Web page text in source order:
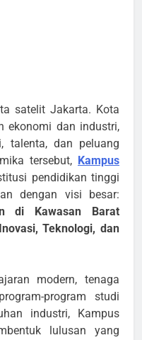
satelit Jakarta. Kota
ekonomi dan industri,
talenta, dan peluang
tersebut, Kampus
pendidikan tinggi
dengan visi besar:
di Kawasan Barat
Teknologi, dan
modern, tenaga
program studi
industri, Kampus
lulusan yang